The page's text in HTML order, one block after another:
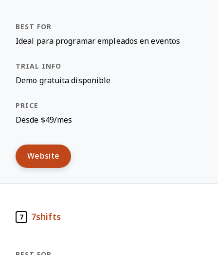
Ideal para programar empleados en eventos
Demo gratuita disponible
Desde $49/mes
Website
7 7shifts